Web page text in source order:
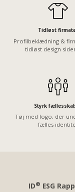
Tidløst
Profilbeklædning &
tidløst design
Styrk
Tøj med logo, der
fælles
ID® ESG